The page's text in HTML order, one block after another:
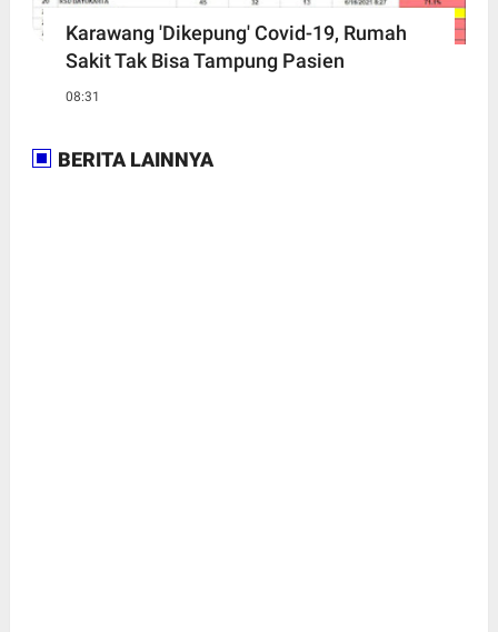
Karawang 'Dikepung' Covid-19, Rumah
Sakit Tak Bisa Tampung Pasien
08:31
BERITA LAINNYA